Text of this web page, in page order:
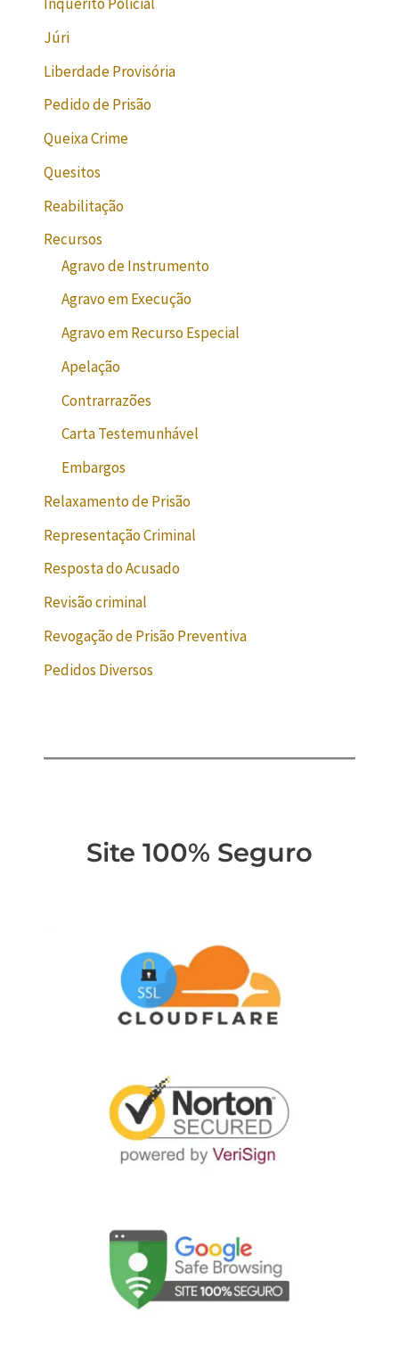
Júri
Liberdade Provisória
Pedido de Prisão
Queixa Crime
Quesitos
Reabilitação
Recursos
Agravo de Instrumento
Agravo em Execução
Agravo em Recurso Especial
Apelação
Contrarrazões
Carta Testemunhável
Embargos
Relaxamento de Prisão
Representação Criminal
Resposta do Acusado
Revisão criminal
Revogação de Prisão Preventiva
Pedidos Diversos
Site 100% Seguro